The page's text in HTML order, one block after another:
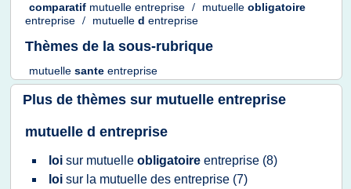
comparatif mutuelle entreprise / mutuelle obligatoire
entreprise / mutuelle d entreprise
Thèmes de la sous-rubrique
mutuelle sante entreprise
Plus de thèmes sur mutuelle entreprise
mutuelle d entreprise
loi sur mutuelle obligatoire entreprise (8)
loi sur la mutuelle des entreprise (7)